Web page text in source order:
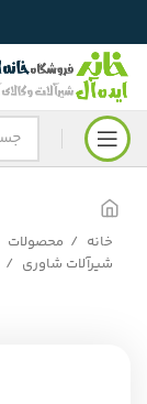
خانه محصولات
شیرآلات شاوری